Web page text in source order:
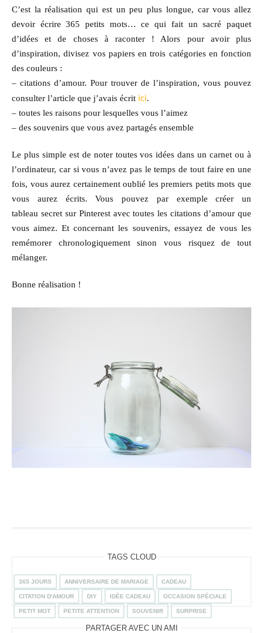
C’est la réalisation qui est un peu plus longue, car vous allez
devoir écrire 365 petits mots… ce qui fait un sacré paquet
d’idées et de choses à raconter ! Alors pour avoir plus
d’inspiration, divisez vos papiers en trois catégories en fonction
des couleurs :
– citations d’amour. Pour trouver de l’inspiration, vous pouvez
consulter l’article que j’avais écrit ici.
– toutes les raisons pour lesquelles vous l’aimez
– des souvenirs que vous avez partagés ensemble
Le plus simple est de noter toutes vos idées dans un carnet ou à
l’ordinateur, car si vous n’avez pas le temps de tout faire en une
fois, vous aurez certainement oublié les premiers petits mots que
vous aurez écrits. Vous pouvez par exemple créer un
tableau secret sur Pinterest avec toutes les citations d’amour que
vous aimez. Et concernant les souvenirs, essayez de vous les
remémorer chronologiquement sinon vous risquez de tout
mélanger.
Bonne réalisation !
TAGS CLOUD
365 JOURS ANNIVERSAIRE DE MARIAGE CADEAU
CITATION D'AMOUR DIY IDÉE CADEAU OCCASION SPÉCIALE
PETIT MOT PETITE ATTENTION SOUVENIR SURPRISE
PARTAGER AVEC UN AMI